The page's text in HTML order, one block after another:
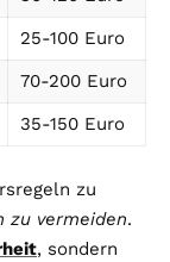
25-100 Euro
70-200 Euro
35-150 Euro
zu
zu vermeiden.
, sondern